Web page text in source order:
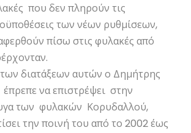
που δεν πληρούν τις
των νέων ρυθμίσεων,
πίσω στις φυλακές από
διατάξεων αυτών ο Δημήτρης
να επιστρέψει στην
των φυλακών Κορυδαλλού,
την ποινή του από το 2002 έως